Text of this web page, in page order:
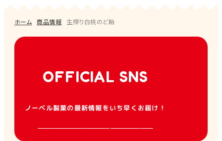
ホーム 商品情報 生搾り白桃のど飴
OFFICIAL SNS
ノーベル製菓の最新情報をいち早くお届け！